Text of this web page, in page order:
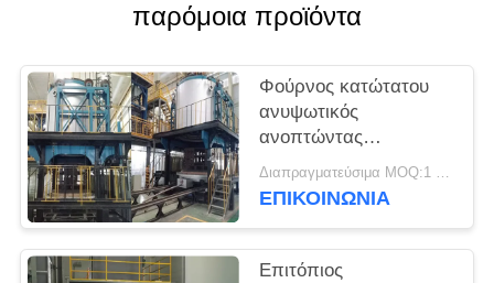
PRIVACY
POLICY
παρόμοια προϊόντα
Φούρνος κατώτατου
ανυψωτικός
ανοπτώντας
βιομηχανικός γυαλιού
1000℃
Διαπραγματεύσιμα MOQ:1 σύνολο
ΕΠΙΚΟΙΝΩΝΙΑ
Επιτόπιος